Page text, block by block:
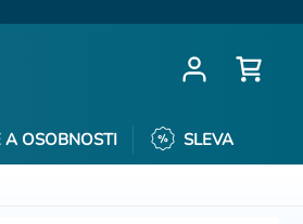
A OSOBNOSTI SLEVA